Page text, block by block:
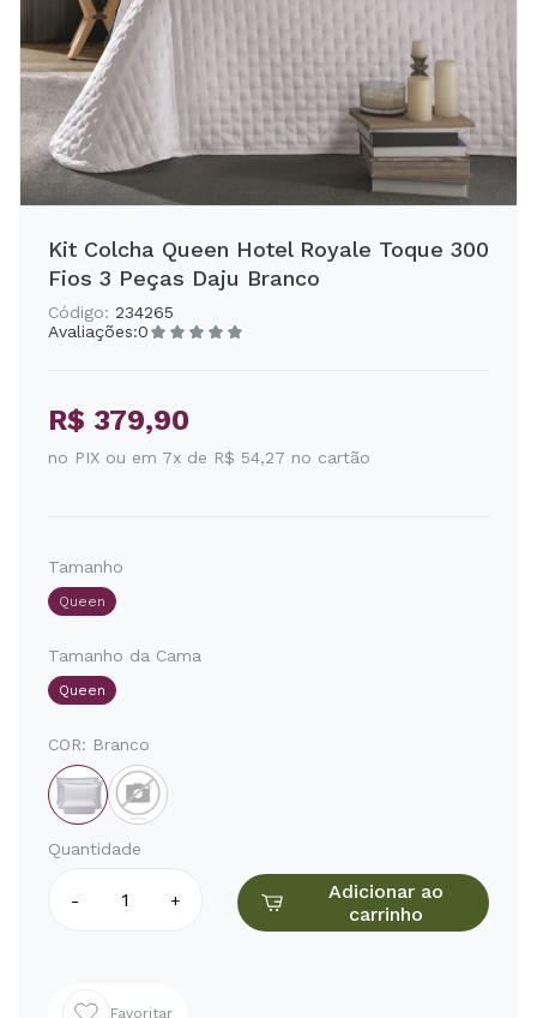
Kit Colcha Queen Hotel Royale Toque 300
Fios 3 Peças Daju Branco
Código: 234265
Avaliações:0
R$ 379,90
no PIX ou em 7x de R$ 54,27 no cartão
Tamanho
Queen
Tamanho da Cama
Queen
COR: Branco
Quantidade
- +
Adicionar ao
carrinho
Favoritar